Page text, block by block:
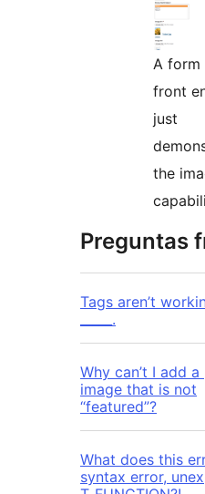
A form
front
just
the
Preguntas
Tags aren’t
_____.
Why can’t I add
image that is not
“featured”?
What does this
syntax error,